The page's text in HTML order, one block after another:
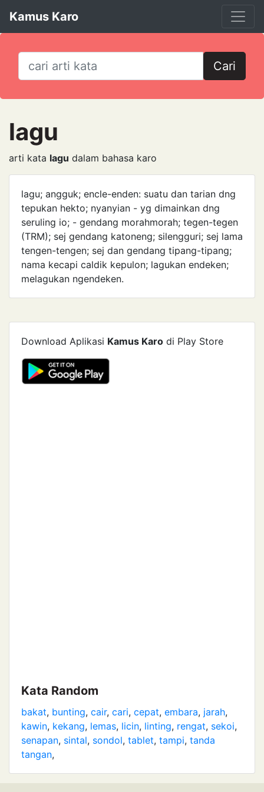
Kamus Karo
Cari
lagu
arti kata lagu dalam bahasa karo
lagu; angguk; encle-enden: suatu ­dan tarian dng
tepukan hekto; nyanyian - yg dimainkan dng
seruling io; - gendang morah­morah; tegen-tegen
(TRM); sej ­gendang katoneng; silengguri; sej ­lama
tengen-tengen; sej dan gendang tipang-tipang;
nama kecapi caldik kepulon; lagukan endeken;
melagukan ngendeken.
Download Aplikasi Kamus Karo di Play Store
Kata Random
bakat, bunting, cair, cari, cepat, embara, jarah,
kawin, kekang, lemas, licin, linting, rengat, sekoi,
senapan, sintal, sondol, tablet, tampi, tanda
tangan,